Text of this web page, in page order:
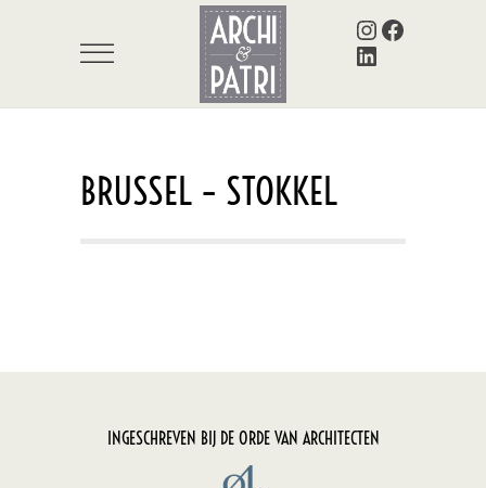
Instagram Facebook
LinkedIn
BRUSSEL – STOKKEL
INGESCHREVEN BIJ DE ORDE VAN ARCHITECTEN